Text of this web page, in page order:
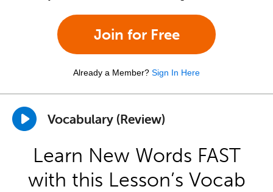
Join for Free
Already a Member? Sign In Here
Vocabulary (Review)
Learn New Words FAST
with this Lesson’s Vocab